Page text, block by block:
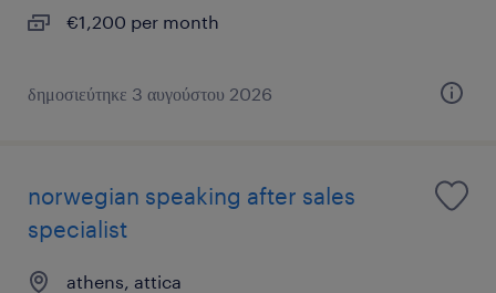
€1,200 per month
δημοσιεύτηκε 3 αυγούστου 2026
norwegian speaking after sales
specialist
athens, attica